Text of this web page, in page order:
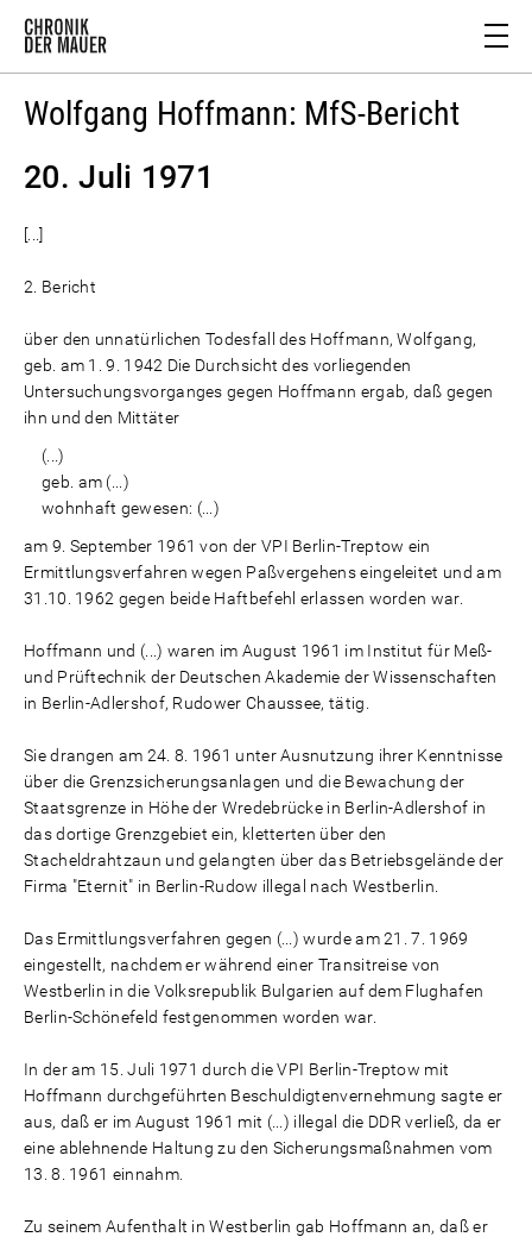
Wolfgang Hoffmann: MfS-Bericht
20. Juli 1971
[...]
2. Bericht
über den unnatürlichen Todesfall des Hoffmann, Wolfgang,
geb. am 1. 9. 1942 Die Durchsicht des vorliegenden
Untersuchungsvorganges gegen Hoffmann ergab, daß gegen
ihn und den Mittäter
(...)
geb. am (...)
wohnhaft gewesen: (...)
am 9. September 1961 von der VPI Berlin-Treptow ein
Ermittlungsverfahren wegen Paßvergehens eingeleitet und am
31.10. 1962 gegen beide Haftbefehl erlassen worden war.
Hoffmann und (...) waren im August 1961 im Institut für Meß-
und Prüftechnik der Deutschen Akademie der Wissenschaften
in Berlin-Adlershof, Rudower Chaussee, tätig.
Sie drangen am 24. 8. 1961 unter Ausnutzung ihrer Kenntnisse
über die Grenzsicherungsanlagen und die Bewachung der
Staatsgrenze in Höhe der Wredebrücke in Berlin-Adlershof in
das dortige Grenzgebiet ein, kletterten über den
Stacheldrahtzaun und gelangten über das Betriebsgelände der
Firma "Eternit" in Berlin-Rudow illegal nach Westberlin.
Das Ermittlungsverfahren gegen (...) wurde am 21. 7. 1969
eingestellt, nachdem er während einer Transitreise von
Westberlin in die Volksrepublik Bulgarien auf dem Flughafen
Berlin-Schönefeld festgenommen worden war.
In der am 15. Juli 1971 durch die VPI Berlin-Treptow mit
Hoffmann durchgeführten Beschuldigtenvernehmung sagte er
aus, daß er im August 1961 mit (...) illegal die DDR verließ, da er
eine ablehnende Haltung zu den Sicherungsmaßnahmen vom
13. 8. 1961 einnahm.
Zu seinem Aufenthalt in Westberlin gab Hoffmann an, daß er